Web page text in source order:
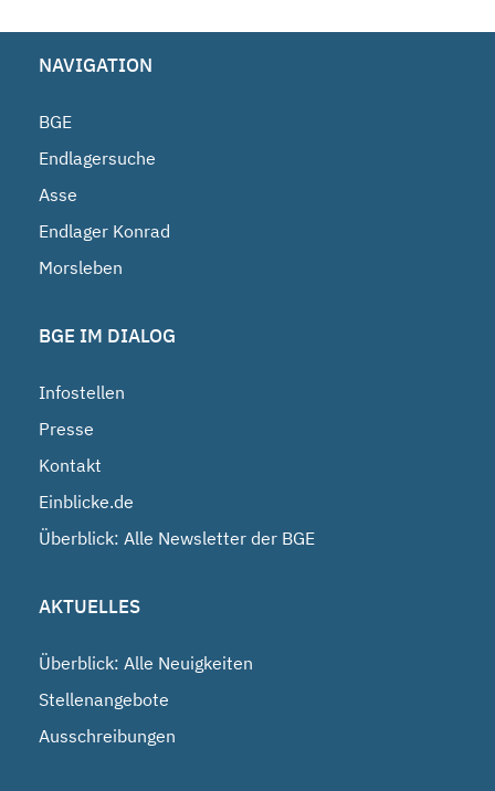
NAVIGATION
BGE
Endlagersuche
Asse
Endlager Konrad
Morsleben
BGE IM DIALOG
Infostellen
Presse
Kontakt
Einblicke.de
Überblick: Alle Newsletter der BGE
AKTUELLES
Überblick: Alle Neuigkeiten
Stellenangebote
Ausschreibungen